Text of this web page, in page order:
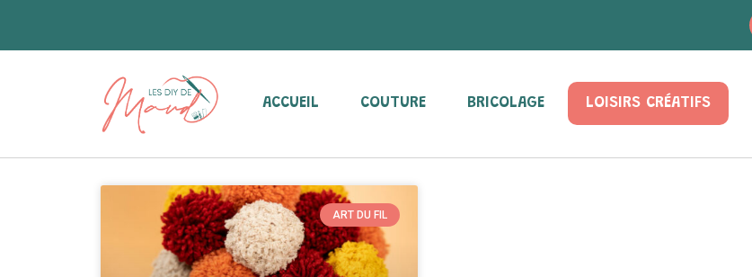
ACCUEIL COUTURE BRICOLAGE LOISIRS CRÉATIFS
ART DU FIL